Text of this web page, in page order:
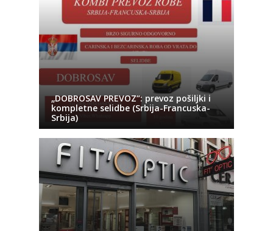
„DOBROSAV PREVOZ“: prevoz pošiljki i
kompletne selidbe (Srbija-Francuska-
Srbija)